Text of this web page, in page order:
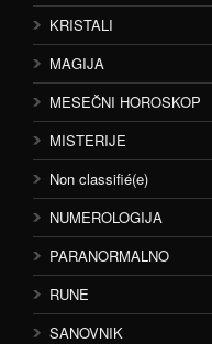
KRISTALI
MAGIJA
MESEČNI HOROSKOP
MISTERIJE
Non classifié(e)
NUMEROLOGIJA
PARANORMALNO
RUNE
SANOVNIK